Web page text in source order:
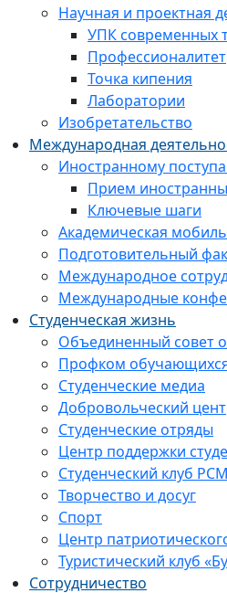
Научная и проектная
УПК современных
Профессионалитет
Точка кипения
Лаборатории
Изобретательство
Международная
Иностранному
Прием
Ключевые шаги
Академическая
Подготовительный
Международное
Международные
Студенческая жизнь
Объединенный совет
Профком
Студенческие медиа
Добровольческий
Студенческие отряды
Центр поддержки
Студенческий клуб РСМ
Творчество и досуг
Спорт
Центр
Туристический клуб
Сотрудничество